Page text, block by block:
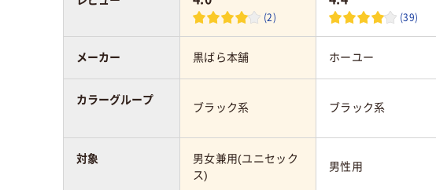
(2) (39)
黒ばら本舗 ホーユー
ブラック系 ブラック系
男女兼用(ユニセック
ス)
男性用
メーカー
カラーグループ
対象